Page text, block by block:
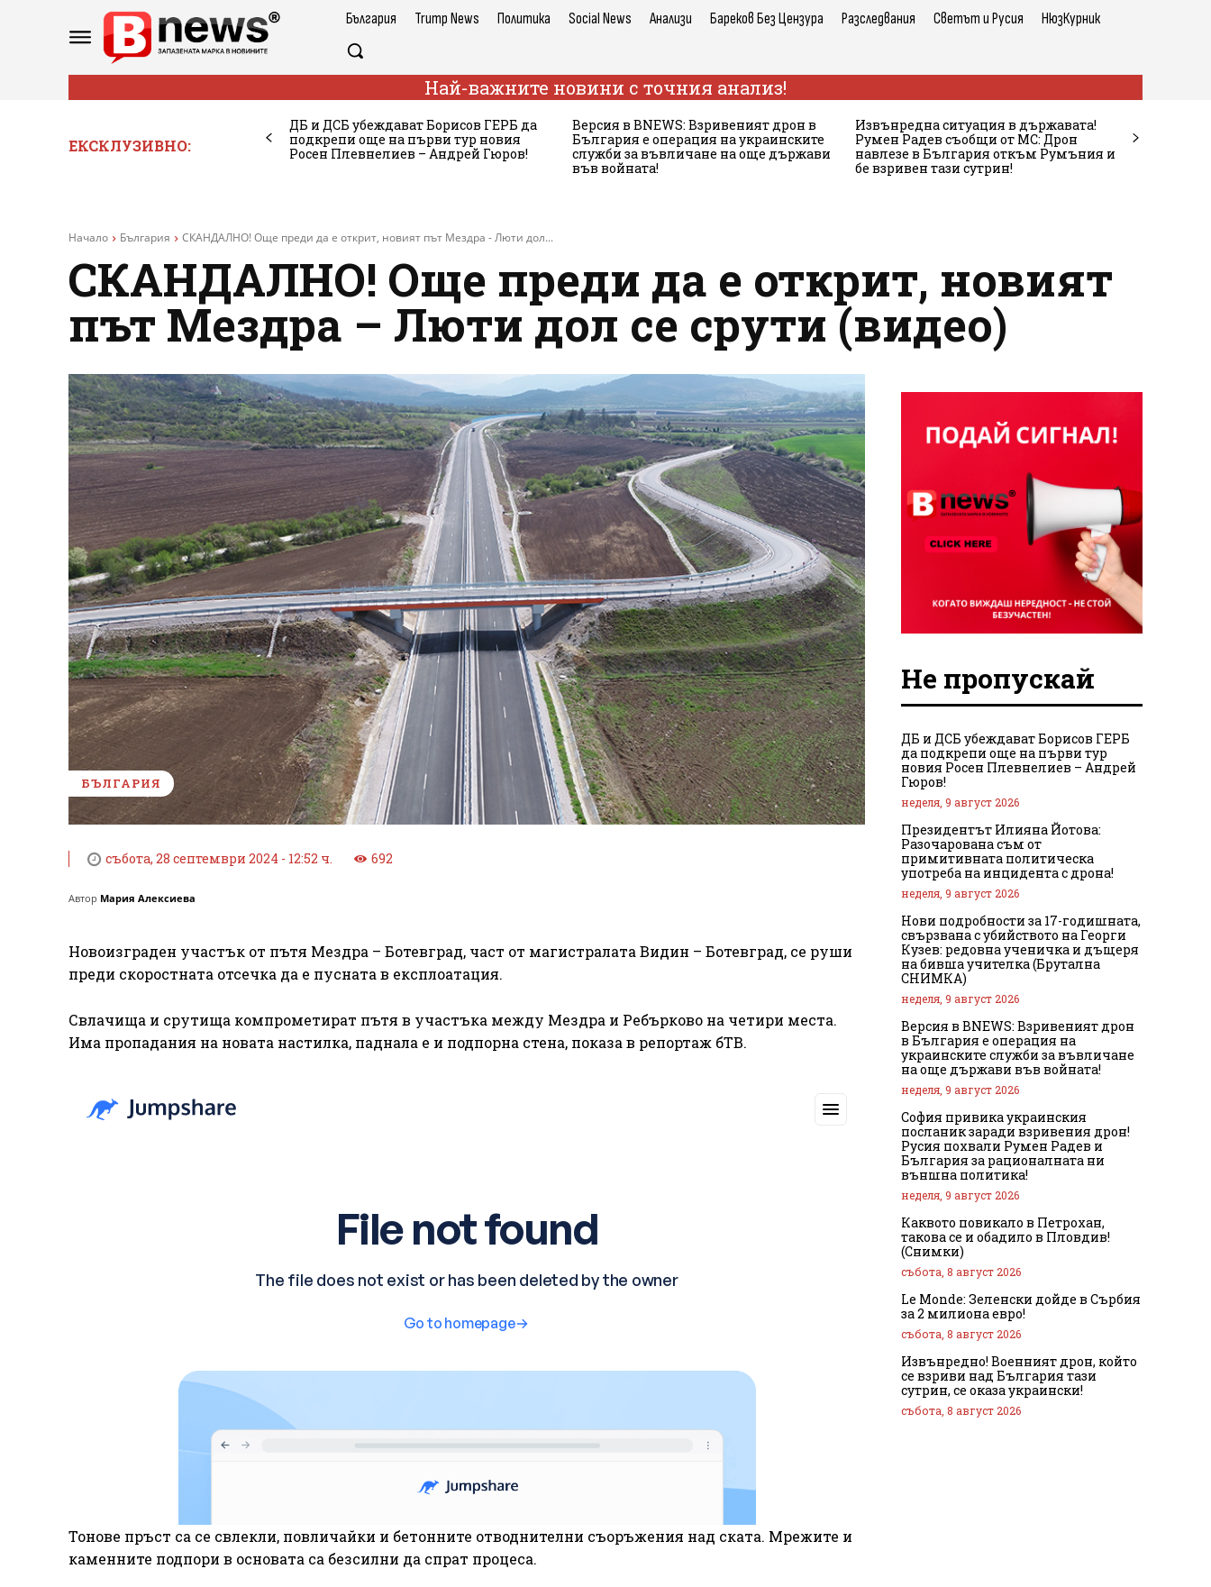
България Trump News Политика Social News Анализи Бареков Без Цензура Разследвания Светът и Русия НюзКурник
Най-важните новини с точния анализ!
ЕКСКЛУЗИВНО:
ДБ и ДСБ убеждават Борисов ГЕРБ да
подкрепи още на първи тур новия
Росен Плевнелиев – Андрей Гюров!
Версия в BNEWS: Взривеният дрон в
България е операция на украинските
служби за въвличане на още държави
във войната!
Извънредна ситуация в държавата!
Румен Радев съобщи от МС: Дрон
навлезе в България откъм Румъния и
бе взривен тази сутрин!
Начало България СКАНДАЛНО! Още преди да е открит, новият път Мездра - Люти дол...
СКАНДАЛНО! Още преди да е открит, новият
път Мездра – Люти дол се срути (видео)
БЪЛГАРИЯ
събота, 28 септември 2024 - 12:52 ч. 692
Автор Мария Алексиева
Новоизграден участък от пътя Мездра – Ботевград, част от магистралата Видин – Ботевград, се руши
преди скоростната отсечка да е пусната в експлоатация.
Свлачища и срутища компрометират пътя в участъка между Мездра и Ребърково на четири места.
Има пропадания на новата настилка, паднала е и подпорна стена, показа в репортаж бТВ.
Тонове пръст са се свлекли, повличайки и бетонните отводнителни съоръжения над ската. Мрежите и
каменните подпори в основата са безсилни да спрат процеса.
Не пропускай
ДБ и ДСБ убеждават Борисов ГЕРБ
да подкрепи още на първи тур
новия Росен Плевнелиев – Андрей
Гюров!
неделя, 9 август 2026
Президентът Илияна Йотова:
Разочарована съм от
примитивната политическа
употреба на инцидента с дрона!
неделя, 9 август 2026
Нови подробности за 17-годишната,
свързвана с убийството на Георги
Кузев: редовна ученичка и дъщеря
на бивша учителка (Брутална
СНИМКА)
неделя, 9 август 2026
Версия в BNEWS: Взривеният дрон
в България е операция на
украинските служби за въвличане
на още държави във войната!
неделя, 9 август 2026
София привика украинския
посланик заради взривения дрон!
Русия похвали Румен Радев и
България за рационалната ни
външна политика!
неделя, 9 август 2026
Каквото повикало в Петрохан,
такова се и обадило в Пловдив!
(Снимки)
събота, 8 август 2026
Le Monde: Зеленски дойде в Сърбия
за 2 милиона евро!
събота, 8 август 2026
Извънредно! Военният дрон, който
се взриви над България тази
сутрин, се оказа украински!
събота, 8 август 2026